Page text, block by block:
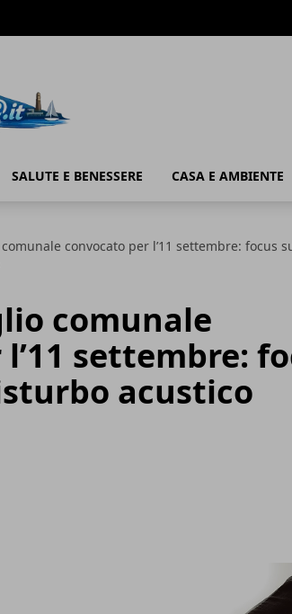
SALUTE E BENESSERE CASA E AMBIENTE
convocato per l’11 settembre: focus
comunale
settembre:
acustico